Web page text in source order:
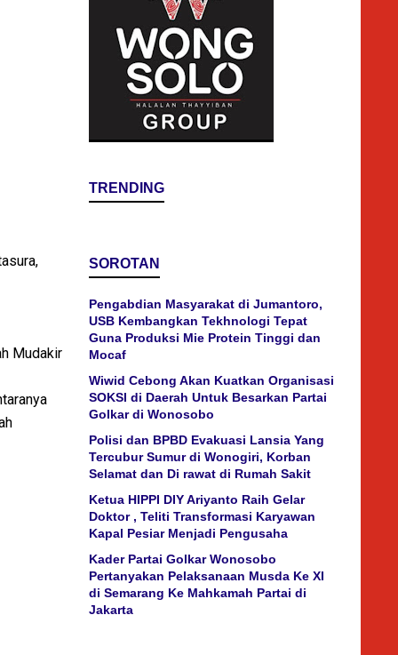
Mudakir
TRENDING
SOROTAN
Pengabdian Masyarakat di Jumantoro,
USB Kembangkan Tekhnologi Tepat
Guna Produksi Mie Protein Tinggi dan
Mocaf
Wiwid Cebong Akan Kuatkan Organisasi
SOKSI di Daerah Untuk Besarkan Partai
Golkar di Wonosobo
Polisi dan BPBD Evakuasi Lansia Yang
Tercubur Sumur di Wonogiri, Korban
Selamat dan Di rawat di Rumah Sakit
Ketua HIPPI DIY Ariyanto Raih Gelar
Doktor , Teliti Transformasi Karyawan
Kapal Pesiar Menjadi Pengusaha
Kader Partai Golkar Wonosobo
Pertanyakan Pelaksanaan Musda Ke XI
di Semarang Ke Mahkamah Partai di
Jakarta